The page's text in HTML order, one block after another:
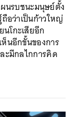
ผนรบชนะมนุษย์ตั้ง
อว่าเป็นก้าวใหญ่
โกะเสียอีก
ห็นอีกขั้นของการ
ะมีกลไกการคิด